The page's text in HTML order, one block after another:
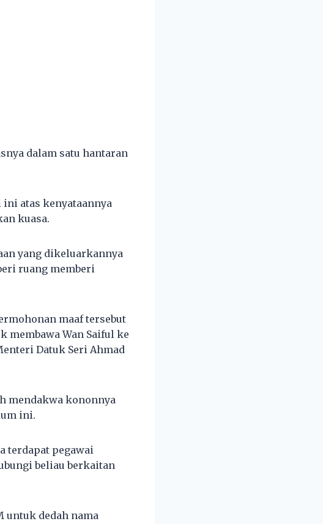
dalam satu hantaran
atas kenyataannya
kuasa.
yang dikeluarkannya
ruang memberi
maaf tersebut
membawa Wan Saiful ke
Datuk Seri Ahmad
mendakwa kononnya
ini.
terdapat pegawai
beliau berkaitan
untuk dedah nama